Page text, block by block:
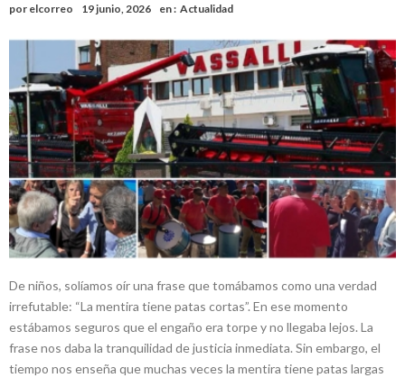
sus anuncios a los trabajadores
Firmat: avanza la investigación de dos empleadas del Juzgado de
Faltas por presuntas irregularidades
Villada: el viento provocó el desprendimiento del techo del galpón
del ferrocarril
Violento robo en la zona rural de Firmat: maniataron a una pareja de
adultos mayores
Colecta solidaria de juguetes en Firmat para el EPI y el Hospital
Vilela
por elcorreo 19 junio, 2026 en : Actualidad
De niños, solíamos oír una frase que tomábamos como una verdad
irrefutable: “La mentira tiene patas cortas”. En ese momento
estábamos seguros que el engaño era torpe y no llegaba lejos. La
frase nos daba la tranquilidad de justicia inmediata. Sin embargo, el
tiempo nos enseña que muchas veces la mentira tiene patas largas